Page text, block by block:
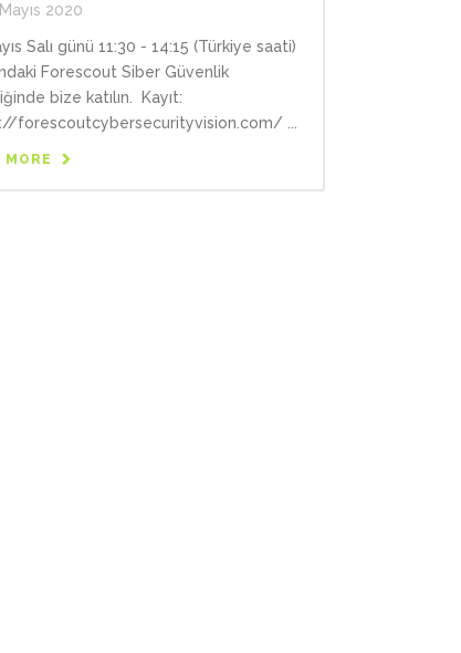
2020
Salı günü 11:30 - 14:15 (Türkiye saati)
Forescout Siber Güvenlik
bize katılın. Kayıt:
forescoutcybersecurityvision.com/ ...
MORE